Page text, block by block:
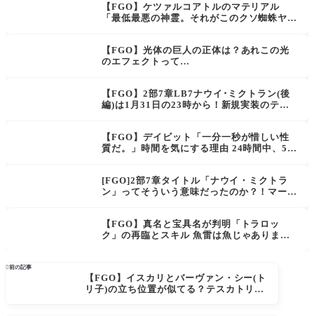
【FGO】ケツァルコアトルのマテリアル
「最低最悪の神霊。それがこのクソ蜘蛛ヤロ
【FGO】光体の巨人の正体は？あれこの光
のエフェクトって…
【FGO】2部7章LB7ナウイ･ミクトラン(後
編)は1月31日の23時から！新規実装のテス
【FGO】デイビット「一分一秒が惜しい性
質だ。」時間を気にする理由 24時間中、5分
[FGO]2部7章タイトル「ナウイ・ミクトラ
ン」ってそういう意味だったのか？！マーリ
地の希望になると信じよう！」
【FGO】真名と宝具名が判明「トラロッ
ク」の再臨とスキル 魚雷は魚じゃありませ
前の記事
【FGO】イスカリとバーヴァン・シー(ト
リ子)の立ち位置が似てる？テスカトリポ